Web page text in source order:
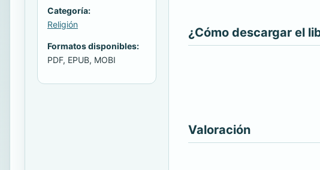
Categoría:
Religión
Formatos disponibles:
PDF, EPUB, MOBI
¿Cómo descargar el
Valoración